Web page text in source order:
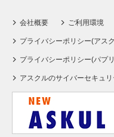
会社概要 ご利用環境
プライバシーポリシー(アス
プライバシーポリシー(パプ
アスクルのサイバーセキュリ